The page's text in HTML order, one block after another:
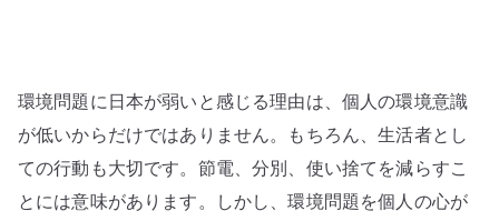
く
制
度、
電
環境問題に日本が弱いと感じる理由は、個人の環境意識
が低いからだけではありません。もちろん、生活者とし
ての行動も大切です。節電、分別、使い捨てを減らすこ
とには意味があります。しかし、環境問題を個人の心が